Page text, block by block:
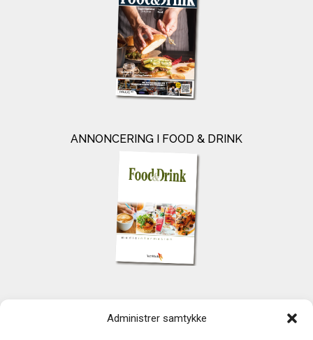
Administrer samtykke
ANNONCERING I FOOD & DRINK
TechMedia A/S